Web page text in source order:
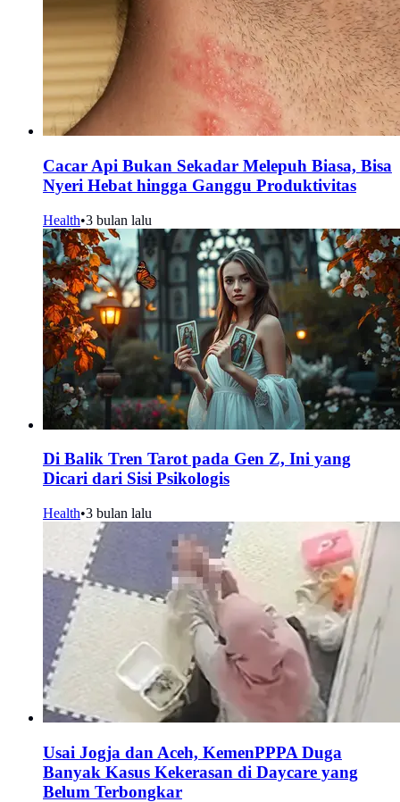
Cacar Api Bukan Sekadar Melepuh Biasa, Bisa
Nyeri Hebat hingga Ganggu Produktivitas
Health•3 bulan lalu
Di Balik Tren Tarot pada Gen Z, Ini yang
Dicari dari Sisi Psikologis
Health•3 bulan lalu
Usai Jogja dan Aceh, KemenPPPA Duga
Banyak Kasus Kekerasan di Daycare yang
Belum Terbongkar